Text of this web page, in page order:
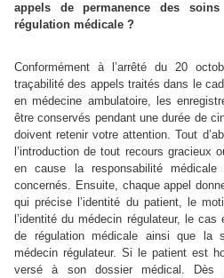
appels de permanence des
régulation médicale ?
Conformément à l’arrêté
du 20
traçabilité des appels traités dans le
en médecine ambulatoire,
les
être conservés pendant une durée de
doivent retenir votre attention. Tout
l’introduction de tout recours gracieux
en cause la responsabilité
concernés. Ensuite, chaque appel
qui précise l’identité du patient, le
l’identité du médecin régulateur, le cas
de régulation médicale ainsi que la
médecin régulateur. Si le patient est
versé à son dossier médical.